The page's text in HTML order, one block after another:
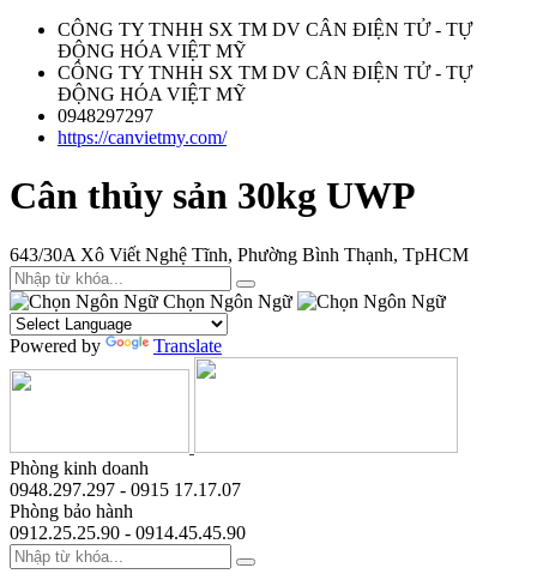
CÔNG TY TNHH SX TM DV CÂN ĐIỆN TỬ - TỰ
ĐỘNG HÓA VIỆT MỸ
CÔNG TY TNHH SX TM DV CÂN ĐIỆN TỬ - TỰ
ĐỘNG HÓA VIỆT MỸ
0948297297
https://canvietmy.com/
Cân thủy sản 30kg UWP
643/30A Xô Viết Nghệ Tĩnh, Phường Bình Thạnh, TpHCM
Chọn Ngôn Ngữ
Powered by Translate
Phòng kinh doanh
0948.297.297 - 0915 17.17.07
Phòng bảo hành
0912.25.25.90 - 0914.45.45.90